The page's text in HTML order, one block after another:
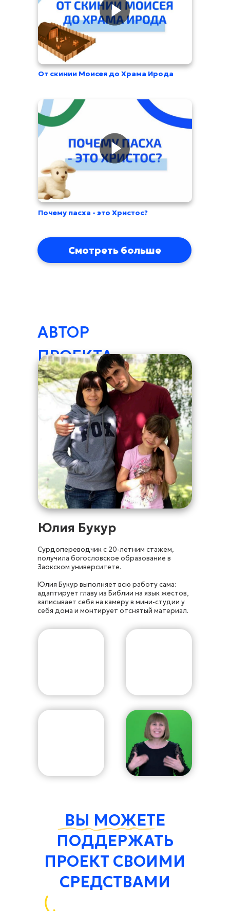
От скинии Моисея до Храма Ирода
Почему пасха - это Христос?
Смотреть больше
АВТОР
ПРОЕКТА
Юлия Букур
Сурдопереводчик с 20-летним стажем,
получила богословское образование в
Заокском университете.
Юлия Букур выполняет всю работу сама:
адаптирует главу из Библии на язык жестов,
записывает себя на камеру в мини-студии у
себя дома и монтирует отснятый материал.
ВЫ МОЖЕТЕ
ПОДДЕРЖАТЬ
ПРОЕКТ СВОИМИ
СРЕДСТВАМИ
© Телеканал Надежда, 2014-2026
Политика конфиденциальности
Прямой эфир
Телепрограмма
Помолитесь за меня